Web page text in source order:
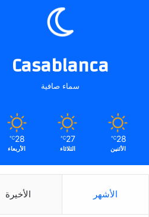
Casablanca
سماء صافية
28
℃
الأثنين
27
℃
الثلاثاء
28
℃
الأربعاء
الأشهر الأخيرة